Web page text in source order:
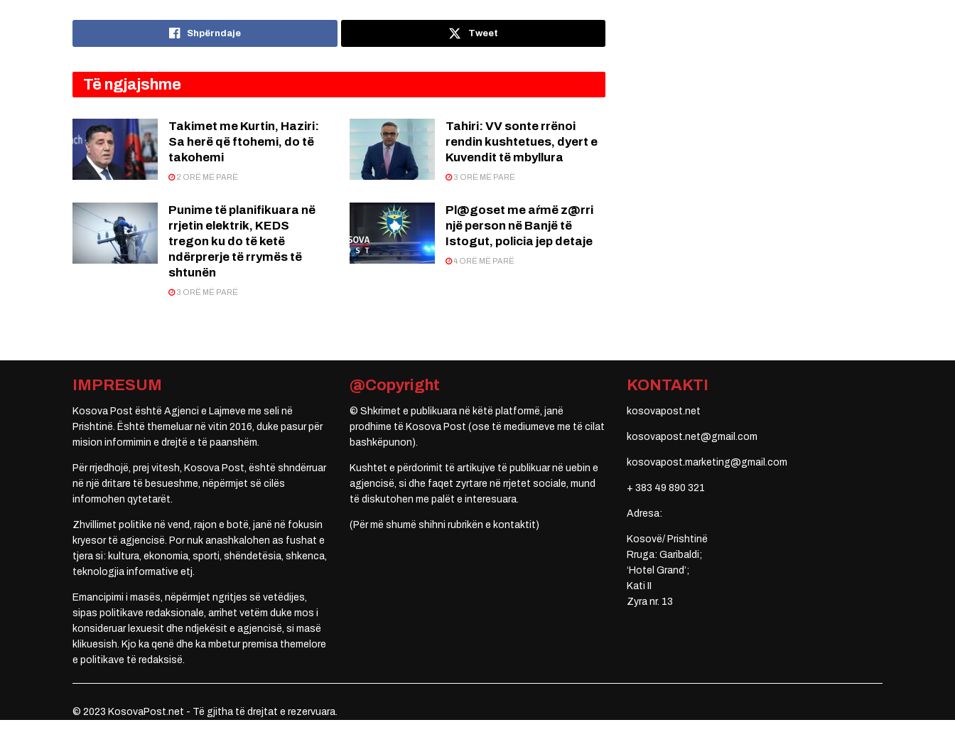
Shpërndaje Tweet
Të ngjajshme
Takimet me Kurtin, Haziri:
Sa herë që ftohemi, do të
takohemi
2 ORË MË PARË
Tahiri: VV sonte rrënoi
rendin kushtetues, dyert e
Kuvendit të mbyllura
3 ORË MË PARË
Punime të planifikuara në
rrjetin elektrik, KEDS
tregon ku do të ketë
ndërprerje të rrymës të
shtunën
3 ORË MË PARË
Pl@goset me aŕmë z@rri
një person në Banjë të
Istogut, policia jep detaje
4 ORË MË PARË
IMPRESUM
Kosova Post është Agjenci e Lajmeve me seli në
Prishtinë. Është themeluar në vitin 2016, duke pasur për
mision informimin e drejtë e të paanshëm.
Për rrjedhojë, prej vitesh, Kosova Post, është shndërruar
në një dritare të besueshme, nëpërmjet së cilës
informohen qytetarët.
Zhvillimet politike në vend, rajon e botë, janë në fokusin
kryesor të agjencisë. Por nuk anashkalohen as fushat e
tjera si: kultura, ekonomia, sporti, shëndetësia, shkenca,
teknologjia informative etj.
Emancipimi i masës, nëpërmjet ngritjes së vetëdijes,
sipas politikave redaksionale, arrihet vetëm duke mos i
konsideruar lexuesit dhe ndjekësit e agjencisë, si masë
klikuesish. Kjo ka qenë dhe ka mbetur premisa themelore
e politikave të redaksisë.
@Copyright
© Shkrimet e publikuara në këtë platformë, janë
prodhime të Kosova Post (ose të mediumeve me të cilat
bashkëpunon).
Kushtet e përdorimit të artikujve të publikuar në uebin e
agjencisë, si dhe faqet zyrtare në rrjetet sociale, mund
të diskutohen me palët e interesuara.
(Për më shumë shihni rubrikën e kontaktit)
KONTAKTI
kosovapost.net
kosovapost.net@gmail.com
kosovapost.marketing@gmail.com
+ 383 49 890 321
Adresa:
Kosovë/ Prishtinë
Rruga: Garibaldi;
‘Hotel Grand’;
Kati II
Zyra nr. 13
© 2023 KosovaPost.net - Të gjitha të drejtat e rezervuara.